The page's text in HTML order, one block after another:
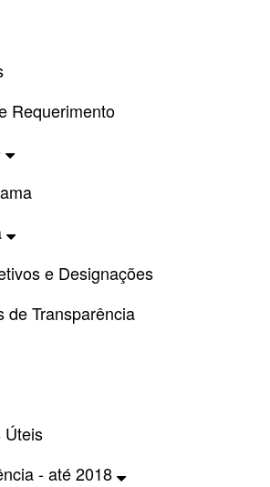
Requerimento
e Designações
de Transparência
Úteis
- até 2018